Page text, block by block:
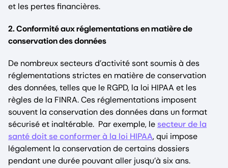
et les pertes financières.
2. Conformité aux réglementations en matière de
conservation des données
De nombreux secteurs d’activité sont soumis à des
réglementations strictes en matière de conservation
des données, telles que le RGPD, la loi HIPAA et les
règles de la FINRA. Ces réglementations imposent
souvent la conservation des données dans un format
sécurisé et inaltérable. Par exemple, le secteur de la
santé doit se conformer à la loi HIPAA, qui impose
légalement la conservation de certains dossiers
pendant une durée pouvant aller jusqu’à six ans.